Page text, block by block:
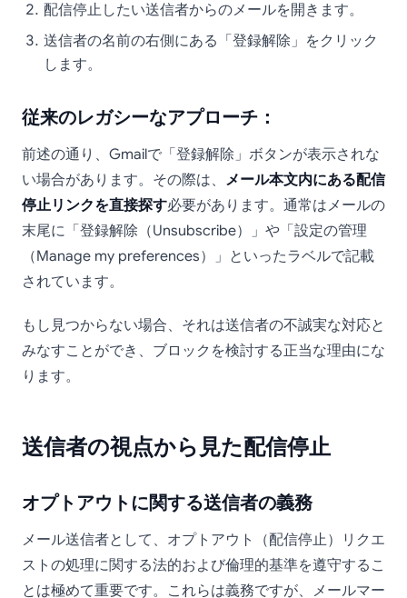
配信停止したい送信者からのメールを開きます。
送信者の名前の右側にある「登録解除」をクリック
します。
従来のレガシーなアプローチ：
前述の通り、Gmailで「登録解除」ボタンが表示されな
い場合があります。その際は、 メール本文内にある配信
停止リンクを直接探す必要があります。通常はメールの
末尾に「登録解除（Unsubscribe）」や「設定の管理
（Manage my preferences）」といったラベルで記載
されています。
もし見つからない場合、それは送信者の不誠実な対応と
みなすことができ、ブロックを検討する正当な理由にな
ります。
送信者の視点から見た配信停止
オプトアウトに関する送信者の義務
メール送信者として、オプトアウト（配信停止）リクエ
ストの処理に関する法的および倫理的基準を遵守するこ
とは極めて重要です。これらは義務ですが、メールマー